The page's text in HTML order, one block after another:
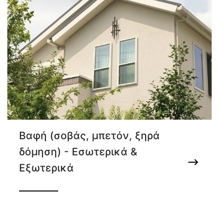
Βαφή (σοβάς, μπετόν, ξηρά
δόμηση) - Εσωτερικά &
Εξωτερικά